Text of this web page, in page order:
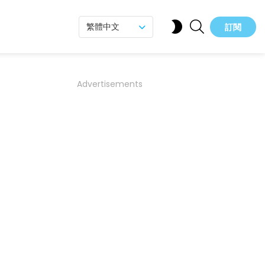
繁體中文
SWITCHSEARCH
訂閱
Advertisements